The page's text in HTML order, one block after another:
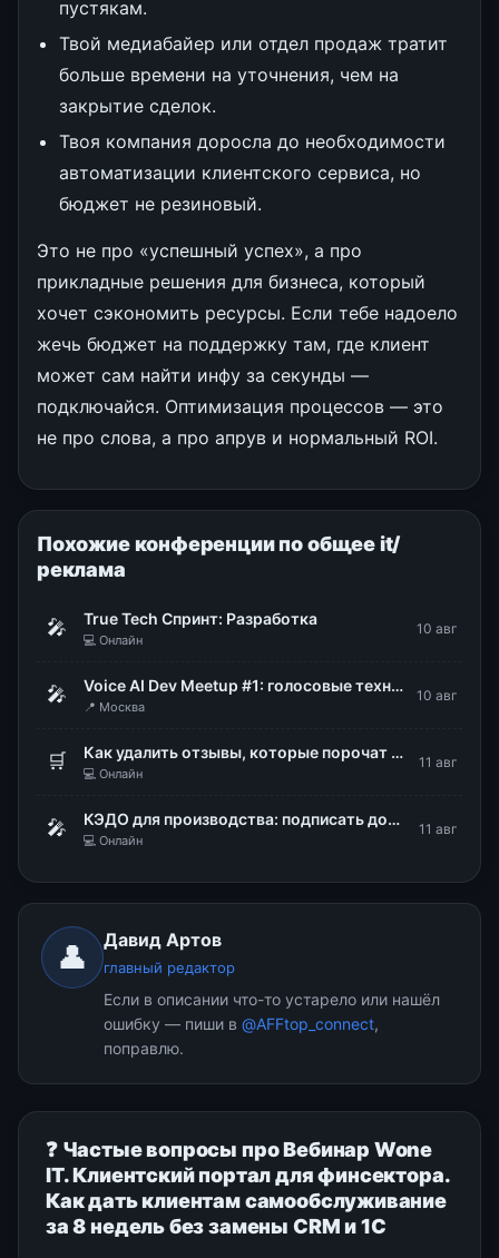
пустякам.
Твой медиабайер или отдел продаж тратит
больше времени на уточнения, чем на
закрытие сделок.
Твоя компания доросла до необходимости
автоматизации клиентского сервиса, но
бюджет не резиновый.
Это не про «успешный успех», а про
прикладные решения для бизнеса, который
хочет сэкономить ресурсы. Если тебе надоело
жечь бюджет на поддержку там, где клиент
может сам найти инфу за секунды —
подключайся. Оптимизация процессов — это
не про слова, а про апрув и нормальный ROI.
Похожие конференции по общее it/
реклама
🎤 True Tech Спринт: Разработка
💻 Онлайн
10 авг
🎤 Voice AI Dev Meetup #1: голосовые технологии в продакшене
📍 Москва
10 авг
🛒 Как удалить отзывы, которые порочат репутацию бизнеса
💻 Онлайн
11 авг
🎤 КЭДО для производства: подписать документы, не снимая каски и перчаток
💻 Онлайн
11 авг
👤 Давид Артов
главный редактор
Если в описании что-то устарело или нашёл
ошибку — пиши в @AFFtop_connect,
поправлю.
❓ Частые вопросы про Вебинар Wone
IT. Клиентский портал для финсектора.
Как дать клиентам самообслуживание
за 8 недель без замены CRM и 1С